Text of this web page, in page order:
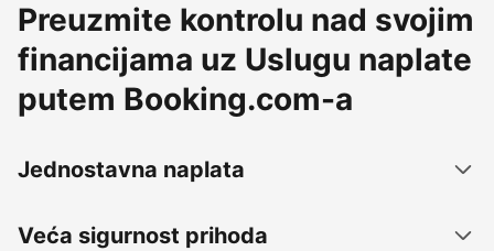
Preuzmite kontrolu nad svojim
financijama uz Uslugu naplate
putem Booking.com-a
Jednostavna naplata
Veća sigurnost prihoda